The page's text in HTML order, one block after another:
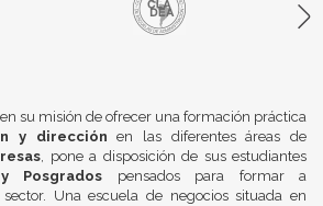
su misión de ofrecer una formación práctica
y dirección en las diferentes áreas de
, pone a disposición de sus estudiantes
Posgrados pensados para formar a
Una escuela de negocios situada en